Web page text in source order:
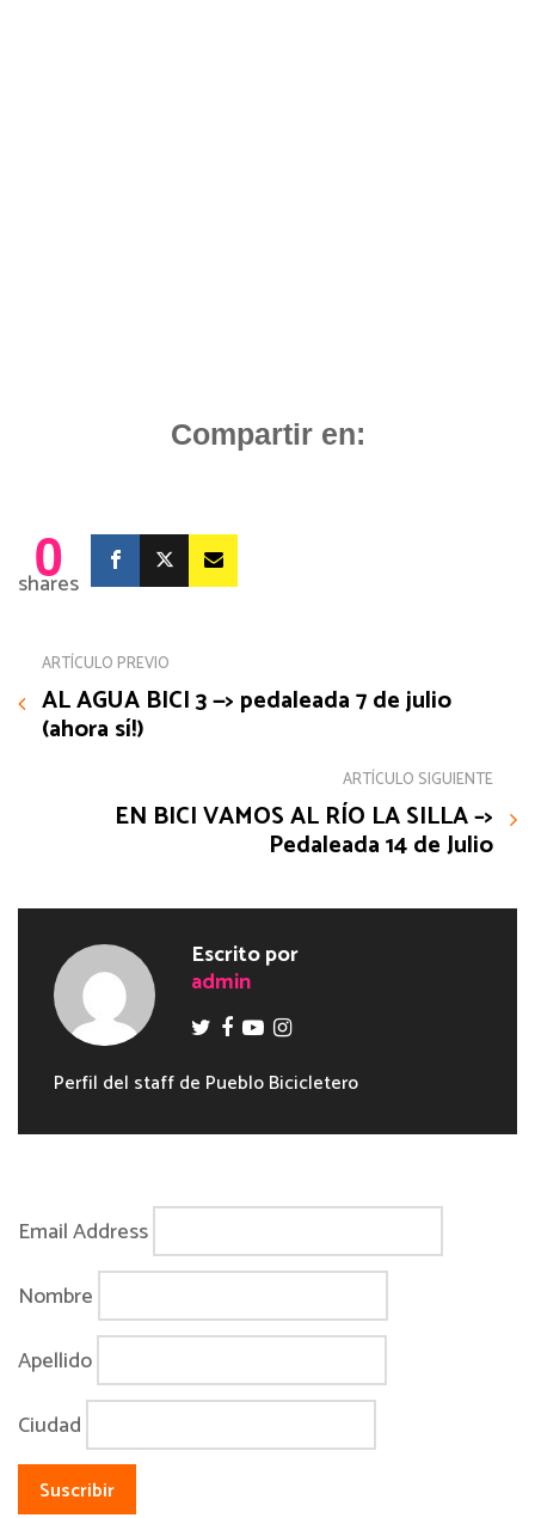
Compartir en:
0
shares
ARTÍCULO PREVIO
AL AGUA BICI 3 —> pedaleada 7 de julio
(ahora sí!)
ARTÍCULO SIGUIENTE
EN BICI VAMOS AL RÍO LA SILLA –>
Pedaleada 14 de Julio
Escrito por
admin
Perfil del staff de Pueblo Bicicletero
Email Address
Nombre
Apellido
Ciudad